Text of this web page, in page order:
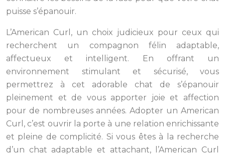
puisse s’épanouir.
L’American Curl, un choix judicieux pour ceux qui
recherchent un compagnon félin adaptable,
affectueux et intelligent. En offrant un
environnement stimulant et sécurisé, vous
permettrez à cet adorable chat de s’épanouir
pleinement et de vous apporter joie et affection
pour de nombreuses années. Adopter un American
Curl, c’est ouvrir la porte à une relation enrichissante
et pleine de complicité. Si vous êtes à la recherche
d’un chat adaptable et attachant, l’American Curl